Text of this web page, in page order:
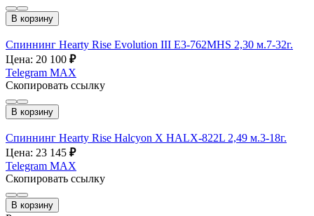
В корзину
Спиннинг Hearty Rise Evolution III E3-762MHS 2,30 м.7-32г.
Цена: 20 100 ₽
Telegram MAX
Скопировать ссылку
В корзину
Спиннинг Hearty Rise Halcyon X HALX-822L 2,49 м.3-18г.
Цена: 23 145 ₽
Telegram MAX
Скопировать ссылку
В корзину